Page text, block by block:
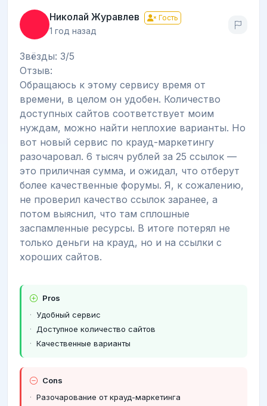
Николай Журавлев Гость
1 год назад
Звёзды: 3/5
Отзыв:
Обращаюсь к этому сервису время от
времени, в целом он удобен. Количество
доступных сайтов соответствует моим
нуждам, можно найти неплохие варианты. Но
вот новый сервис по крауд-маркетингу
разочаровал. 6 тысяч рублей за 25 ссылок —
это приличная сумма, и ожидал, что отберут
более качественные форумы. Я, к сожалению,
не проверил качество ссылок заранее, а
потом выяснил, что там сплошные
заспамленные ресурсы. В итоге потерял не
только деньги на крауд, но и на ссылки с
хороших сайтов.
Pros
Удобный сервис
Доступное количество сайтов
Качественные варианты
Cons
Разочарование от крауд-маркетинга